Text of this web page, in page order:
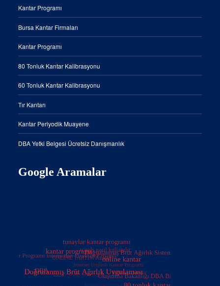
Kantar Programı
Bursa Kantar Firmaları
Kantar Programı
80 Tonluk Kantar Kalibrasyonu
60 Tonluk Kantar Kalibrasyonu
Tır Kantarı
Kantar Periyodik Muayene
DBA Yetki Belgesi Ücretsiz Danışmanlık
Google Aramalar